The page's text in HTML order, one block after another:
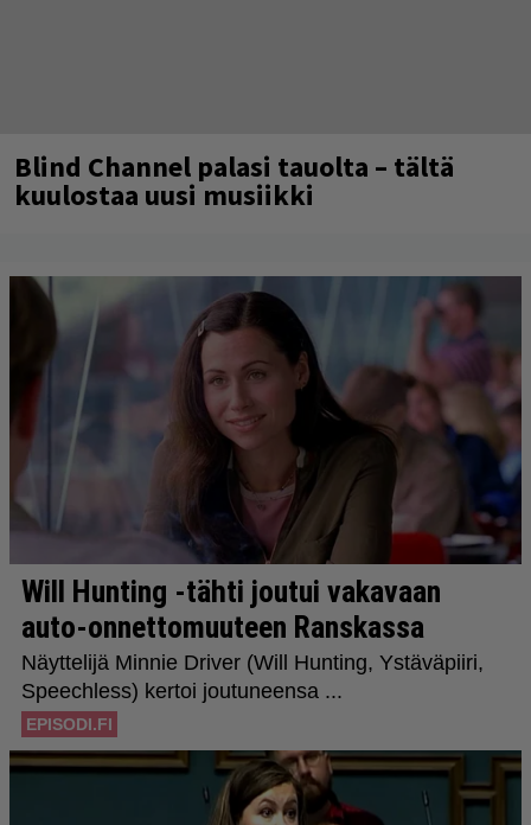
Blind Channel palasi tauolta – tältä
kuulostaa uusi musiikki